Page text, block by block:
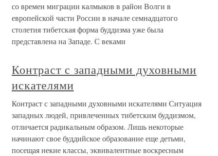
со времен миграции калмыков в район Волги в
европейской части России в начале семнадцатого
столетия тибетская форма буддизма уже была
представлена на Западе. С веками
Контраст с западными духовными
искателями
Контраст с западными духовными искателями Ситуация
западных людей, привлеченных тибетским буддизмом,
отличается радикальным образом. Лишь некоторые
начинают свое буддийское образование еще детьми,
посещая некие классы, эквивалентные воскресным